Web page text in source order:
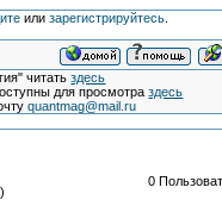
или зарегистрируйтесь.
читатьздесь
для просмотраздесь
quantmag@mail.ru
)
0